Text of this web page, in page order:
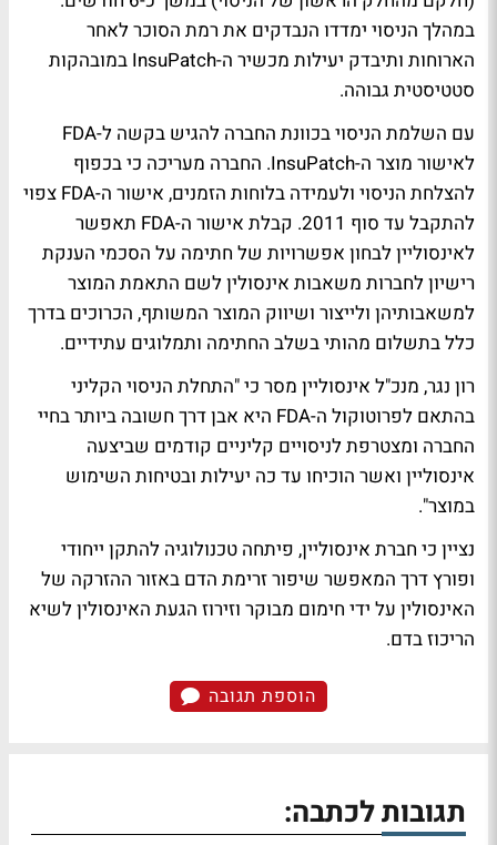
במהלך הניסוי ימדדו הנבדקים את רמת הסוכר לאחר
הארוחות ותיבדק יעילות מכשיר ה-InsuPatch במובהקות
סטטיסטית גבוהה.
עם השלמת הניסוי בכוונת החברה להגיש בקשה ל-FDA
לאישור מוצר ה-InsuPatch. החברה מעריכה כי בכפוף
להצלחת הניסוי ולעמידה בלוחות הזמנים, אישור ה-FDA צפוי
להתקבל עד סוף 2011. קבלת אישור ה-FDA תאפשר
לאינסוליין לבחון אפשרויות של חתימה על הסכמי הענקת
רישיון לחברות משאבות אינסולין לשם התאמת המוצר
למשאבותיהן ולייצור ושיווק המוצר המשותף, הכרוכים בדרך
כלל בתשלום מהותי בשלב החתימה ותמלוגים עתידיים.
רון נגר, מנכ"ל אינסוליין מסר כי "התחלת הניסוי הקליני
בהתאם לפרוטוקול ה-FDA היא אבן דרך חשובה ביותר בחיי
החברה ומצטרפת לניסויים קליניים קודמים שביצעה
אינסוליין ואשר הוכיחו עד כה יעילות ובטיחות השימוש
במוצר".
נציין כי חברת אינסוליין, פיתחה טכנולוגיה להתקן ייחודי
ופורץ דרך המאפשר שיפור זרימת הדם באזור ההזרקה של
האינסולין על ידי חימום מבוקר וזירוז הגעת האינסולין לשיא
הריכוז בדם.
הוספת תגובה
תגובות לכתבה: